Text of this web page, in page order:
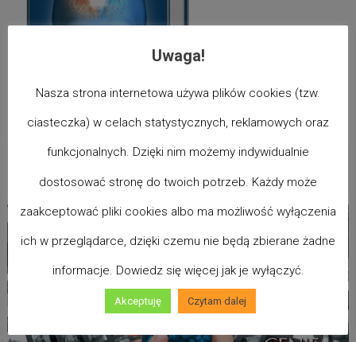
DIETA ŻÓŁTKOWA ONLINE – SZYBKI POWRÓT DO
ZDROWIA
Uwaga!
Nasza strona internetowa używa plików cookies (tzw.
ciasteczka) w celach statystycznych, reklamowych oraz
funkcjonalnych. Dzięki nim możemy indywidualnie
dostosować stronę do twoich potrzeb. Każdy może
zaakceptować pliki cookies albo ma możliwość wyłączenia
ich w przeglądarce, dzięki czemu nie będą zbierane żadne
informacje. Dowiedz się więcej jak je wyłączyć.
Akceptuję Czytam dalej